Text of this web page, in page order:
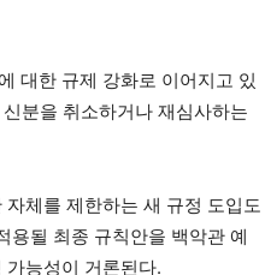
대한 규제 강화로 이어지고 있
분을 취소하거나 재심사하는
체를 제한하는 새 규정 도입도
용될 최종 규칙안을 백악관 예
능성이 거론된다.